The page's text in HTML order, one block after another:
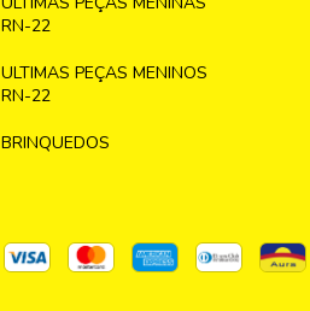
RN-22
ULTIMAS PEÇAS MENINOS
RN-22
BRINQUEDOS